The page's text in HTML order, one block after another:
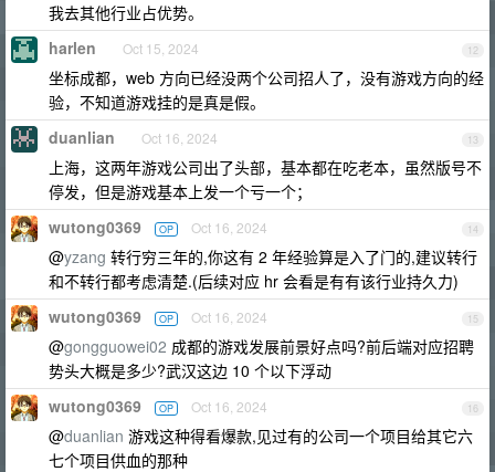
我去其他行业占优势。
12
harlen Oct 15, 2024
坐标成都，web 方向已经没两个公司招人了，没有游戏方向的经
验，不知道游戏挂的是真是假。
13
duanlian Oct 16, 2024
上海，这两年游戏公司出了头部，基本都在吃老本，虽然版号不
停发，但是游戏基本上发一个亏一个；
14
wutong0369 OP Oct 16, 2024
@yzang 转行穷三年的,你这有 2 年经验算是入了门的,建议转行
和不转行都考虑清楚.(后续对应 hr 会看是有有该行业持久力)
15
wutong0369 OP Oct 16, 2024
@gongguowei02 成都的游戏发展前景好点吗?前后端对应招聘
势头大概是多少?武汉这边 10 个以下浮动
16
wutong0369 OP Oct 16, 2024
@duanlian 游戏这种得看爆款,见过有的公司一个项目给其它六
七个项目供血的那种